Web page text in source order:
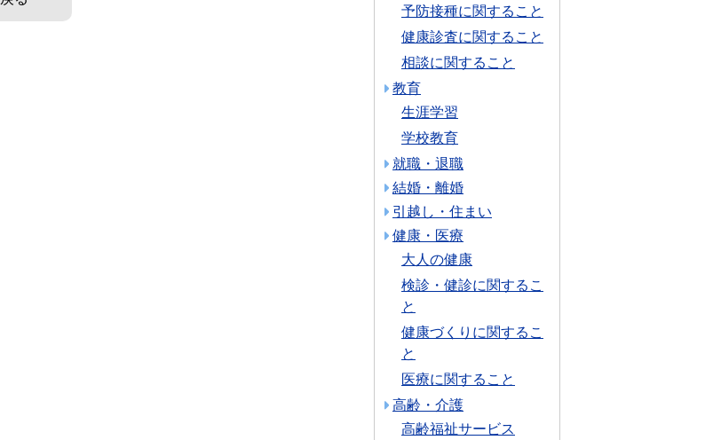
予防接種に関すること
健康診査に関すること
相談に関すること
教育
生涯学習
学校教育
就職・退職
結婚・離婚
引越し・住まい
健康・医療
大人の健康
検診・健診に関するこ
と
健康づくりに関するこ
と
医療に関すること
高齢・介護
高齢福祉サービス